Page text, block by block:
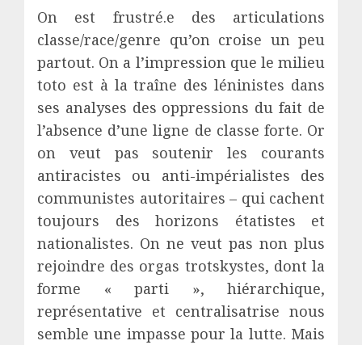
On est frustré.e des articulations
classe/race/genre qu’on croise un peu
partout. On a l’impression que le milieu
toto est à la traîne des léninistes dans
ses analyses des oppressions du fait de
l’absence d’une ligne de classe forte. Or
on veut pas soutenir les courants
antiracistes ou anti-impérialistes des
communistes autoritaires – qui cachent
toujours des horizons étatistes et
nationalistes. On ne veut pas non plus
rejoindre des orgas trotskystes, dont la
forme « parti », hiérarchique,
représentative et centralisatrise nous
semble une impasse pour la lutte. Mais